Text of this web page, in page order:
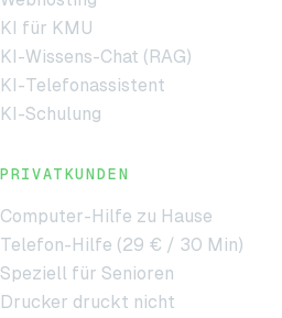
KI für KMU
KI-Wissens-Chat (RAG)
KI-Telefonassistent
KI-Schulung
PRIVATKUNDEN
Computer-Hilfe zu Hause
Telefon-Hilfe (29 € / 30 Min)
Speziell für Senioren
Drucker druckt nicht